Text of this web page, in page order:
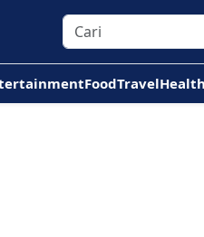
FoodTravelHealth